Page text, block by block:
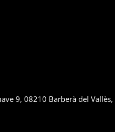
9, 08210 Barberà del Vallès,